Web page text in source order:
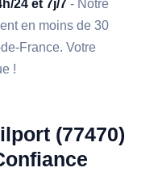
24 et 7j/7 - Notre
en moins de 30
France. Votre
!
(77470)